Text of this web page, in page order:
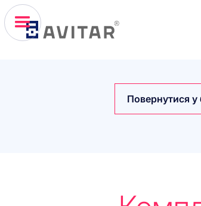
Повернутися у